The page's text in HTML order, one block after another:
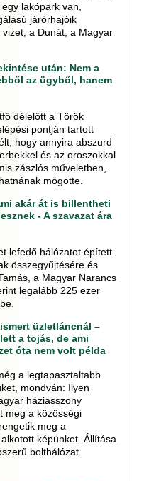
lakópark van,
járőrhajóik
a Dunát, a Magyar
után: Nem a
az ügyből, hanem
délelőtt a Török
pontján tartott
hogy annyira abszurd
és az oroszokkal
zászlós műveletben,
mögötte.
akár át is billentheti
- A szavazat ára
lefedő hálózatot épített
összegyűjtésére és
a Magyar Narancs
legalább 225 ezer
üzletláncnál –
a tojás, de ami
óta nem volt példa
a legtapasztaltabb
mondván: Ilyen
háziasszony
meg a közösségi
meg a
képünket. Állítása
bolthálózat